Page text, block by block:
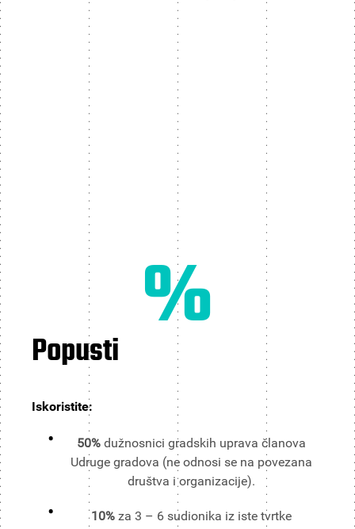
%
Popusti
Iskoristite:
50% dužnosnici gradskih uprava članova
Udruge gradova (ne odnosi se na povezana
društva i organizacije).
10% za 3 – 6 sudionika iz iste tvrtke